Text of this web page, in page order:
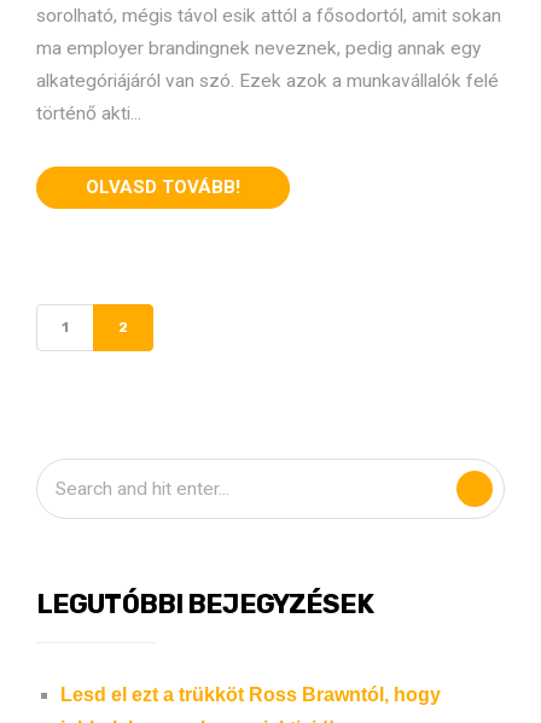
sorolható, mégis távol esik attól a fősodortól, amit sokan
ma employer brandingnek neveznek, pedig annak egy
alkategóriájáról van szó. Ezek azok a munkavállalók felé
történő akti...
OLVASD TOVÁBB!
1 2
LEGUTÓBBI BEJEGYZÉSEK
Lesd el ezt a trükköt Ross Brawntól, hogy